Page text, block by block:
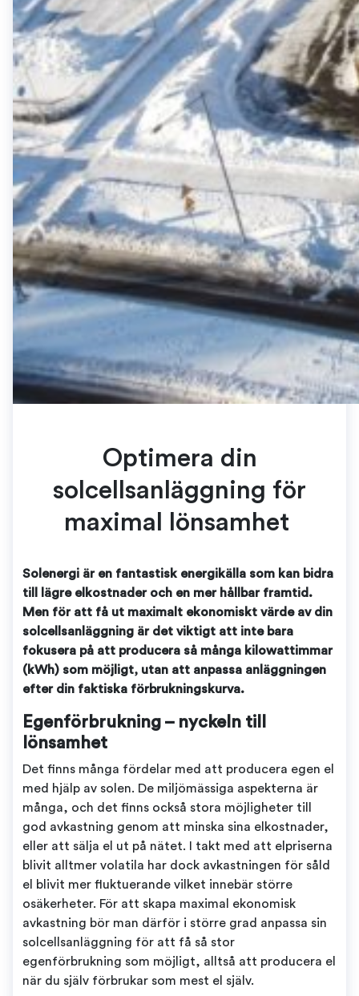
Optimera din
solcellsanläggning för
maximal lönsamhet
Solenergi är en fantastisk energikälla som kan bidra
till lägre elkostnader och en mer hållbar framtid.
Men för att få ut maximalt ekonomiskt värde av din
solcellsanläggning är det viktigt att inte bara
fokusera på att producera så många kilowattimmar
(kWh) som möjligt, utan att anpassa anläggningen
efter din faktiska förbrukningskurva.
Egenförbrukning – nyckeln till
lönsamhet
Det finns många fördelar med att producera egen el
med hjälp av solen. De miljömässiga aspekterna är
många, och det finns också stora möjligheter till
god avkastning genom att minska sina elkostnader,
eller att sälja el ut på nätet. I takt med att elpriserna
blivit alltmer volatila har dock avkastningen för såld
el blivit mer fluktuerande vilket innebär större
osäkerheter. För att skapa maximal ekonomisk
avkastning bör man därför i större grad anpassa sin
solcellsanläggning för att få så stor
egenförbrukning som möjligt, alltså att producera el
när du själv förbrukar som mest el själv.